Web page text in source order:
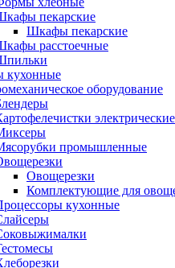
пекарские
Шкафы пекарские
расстоечные
оборудование
электрические
промышленные
Овощерезки
Комплектующие для
кухонные